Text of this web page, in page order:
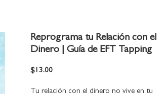
Reprograma tu Relación con el
Dinero | Guía de EFT Tapping
$13.00Price
Tu relación con el dinero no vive en tu